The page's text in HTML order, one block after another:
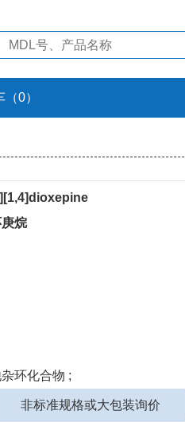
（0）
烷
环化合物 ;
非标准规格或大包装询价